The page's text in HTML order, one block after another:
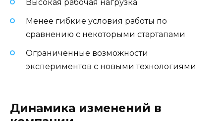
Высокая рабочая нагрузка
Менее гибкие условия работы по
сравнению с некоторыми стартапами
Ограниченные возможности
экспериментов с новыми технологиями
Динамика изменений в